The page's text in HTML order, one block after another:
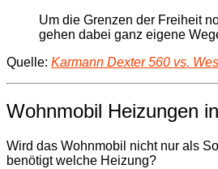
Um die Grenzen der Freiheit
gehen dabei ganz eigene
Quelle: Karmann Dexter 560 vs.
Wohnmobil Heizungen
Wird das Wohnmobil nicht nur als
benötigt welche Heizung?